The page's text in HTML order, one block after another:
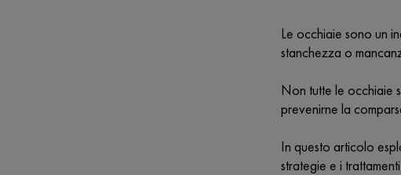
Le occhiaie sono un
stanchezza o
Non tutte le occhiaie
prevenirne la
In questo articolo
strategie e i